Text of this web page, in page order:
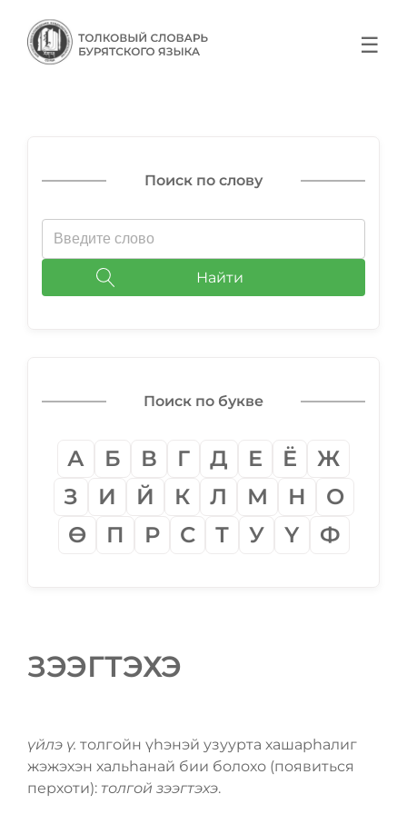
☰
Поиск по слову
Найти
Поиск по букве
А Б В Г Д Е Ё
Ж
З
И Й К Л М Н
О
Ѳ
П Р С Т У Ү Ф
ЗЭЭГТЭХЭ
үйлэ ү. толгойн үһэнэй узуурта хашарһалиг
жэжэхэн хальһанай бии болохо (появиться
перхоти): толгой зээгтэхэ.